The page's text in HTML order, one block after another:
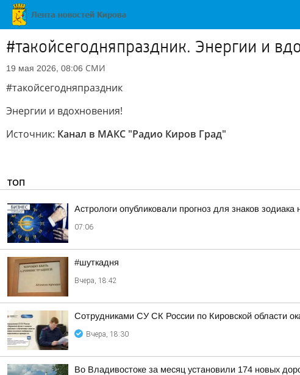
#такойсегодняпраздник. Энергии и
19 мая 2026, 08:06 СМИ
#такойсегодняпраздник
Энергии и вдохновения!
Источник: Канал в МАКС "Радио Киров Град"
ТОП
Астрологи опубликовали прогноз для знаков зодиака
07:06
#шуткадня
Вчера, 18:42
Сотрудниками СУ СК России по Кировской области
Вчера, 18:30
Во Владивостоке за месяц установили 174 новых